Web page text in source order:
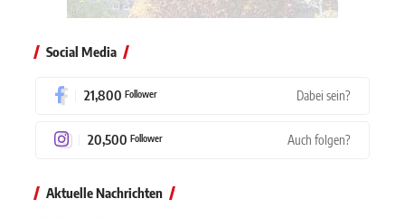
Social Media
21,800 Follower Dabei sein?
20,500 Follower Auch folgen?
Aktuelle Nachrichten